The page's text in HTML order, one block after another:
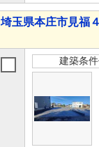
埼玉県本庄市見福
建築条